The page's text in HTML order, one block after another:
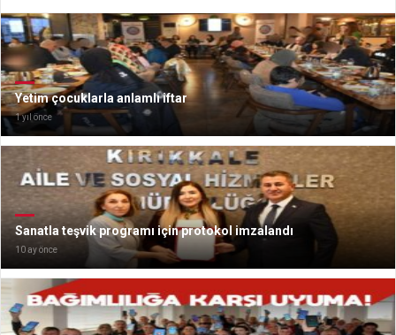
Yetim çocuklarla anlamlı iftar
1 yıl önce
Sanatla teşvik programı için protokol imzalandı
10 ay önce